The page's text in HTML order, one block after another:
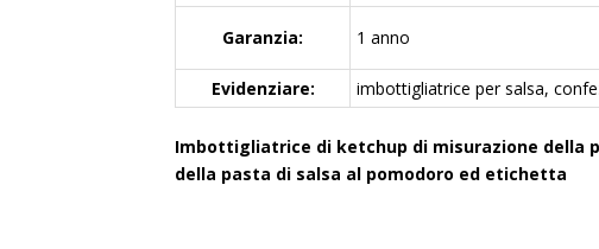
Garanzia: 1 anno
Evidenziare:
imbottigliatrice per salsa,
Imbottigliatrice di ketchup di misurazione della
della pasta di salsa al pomodoro ed etichetta